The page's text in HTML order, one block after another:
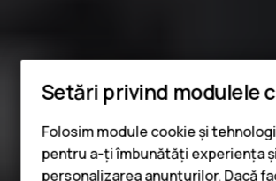
Smartphone-uri
Telefoane clasice
Accesorii
Setări privind modulele
Folosim module cookie și
pentru a-ți îmbunătăți experiența
personalizarea anunțurilor. Dacă